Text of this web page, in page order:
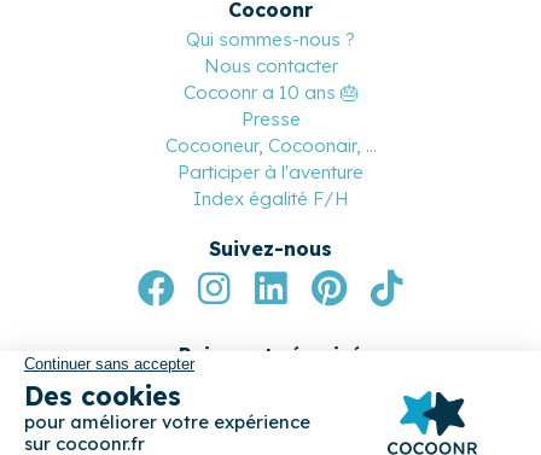
Nos partenaires
Cocoonr
Qui sommes-nous ?
Nous contacter
Cocoonr a 10 ans 🎂
Presse
Cocooneur, Cocoonair, ...
Index égalité F/H
Suivez-nous
Paiement sécurisé